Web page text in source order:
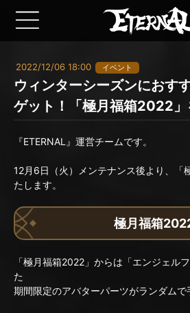
2022/12/06 18:00 イベント
ウィンターシーズンにおす
ゲット！「極月福箱2022」
『ETERNAL』運営チームです。
12月6日（火）メンテナンス後より、「
たします。
極月福箱
「極月福箱2022」からは「エンジェル
た
期間限定のアバターパーツがランダムで